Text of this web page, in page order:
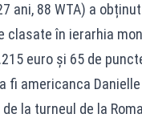
ani, 88 WTA) a
în ierarhia
euro și 65 de
americanca Danielle
la turneul de la